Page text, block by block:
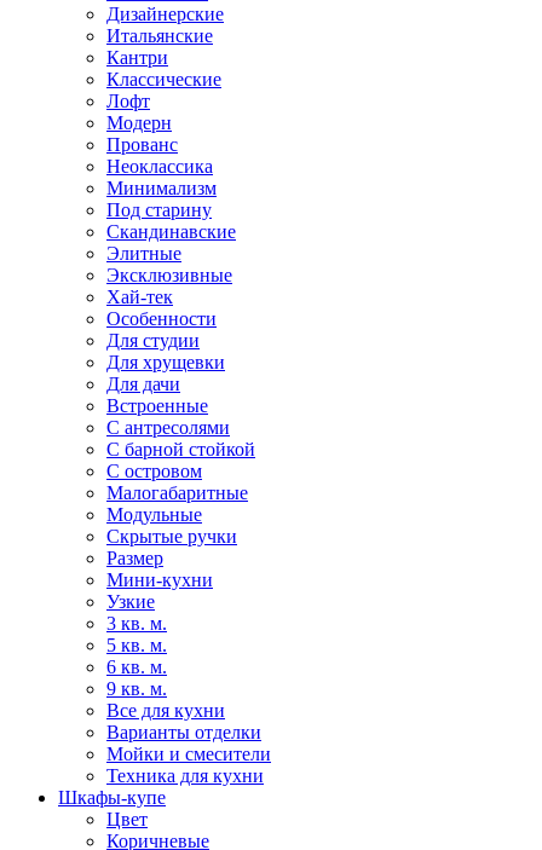
Дизайнерские
Итальянские
Кантри
Классические
Лофт
Модерн
Прованс
Неоклассика
Минимализм
Под старину
Скандинавские
Элитные
Эксклюзивные
Хай-тек
Особенности
Для студии
Для хрущевки
Для дачи
Встроенные
С антресолями
С барной стойкой
С островом
Малогабаритные
Модульные
Скрытые ручки
Размер
Мини-кухни
Узкие
3 кв. м.
5 кв. м.
6 кв. м.
9 кв. м.
Все для кухни
Варианты отделки
Мойки и смесители
Техника для кухни
Шкафы-купе
Цвет
Коричневые